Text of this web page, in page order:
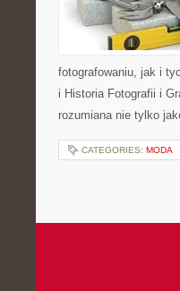
fotografowaniu, jak i
i Historia Fotografii i
rozumiana nie tylko
CATEGORIES: MODA